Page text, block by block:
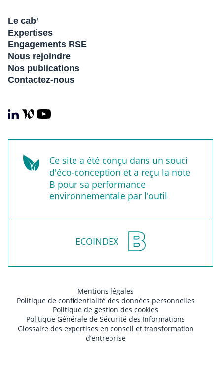
Le cab’
Expertises
Engagements RSE
Nous rejoindre
Nos publications
Contactez-nous
Ce site a été conçu dans un souci
d'éco-conception et a reçu la note
B pour sa performance
environnementale par l'outil
ECOINDEX
Mentions légales
Politique de confidentialité des données personnelles
Politique de gestion des cookies
Politique Générale de Sécurité des Informations
Glossaire des expertises en conseil et transformation
d’entreprise